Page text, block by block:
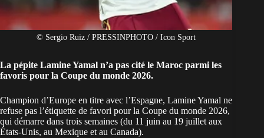
© Sergio Ruiz / PRESSINPHOTO / Icon Sport
La pépite Lamine Yamal n’a pas cité le Maroc parmi les
favoris pour la Coupe du monde 2026.
Champion d’Europe en titre avec l’Espagne, Lamine Yamal ne
refuse pas l’étiquette de favori pour la Coupe du monde 2026,
qui démarre dans trois semaines (du 11 juin au 19 juillet aux
États-Unis, au Mexique et au Canada).